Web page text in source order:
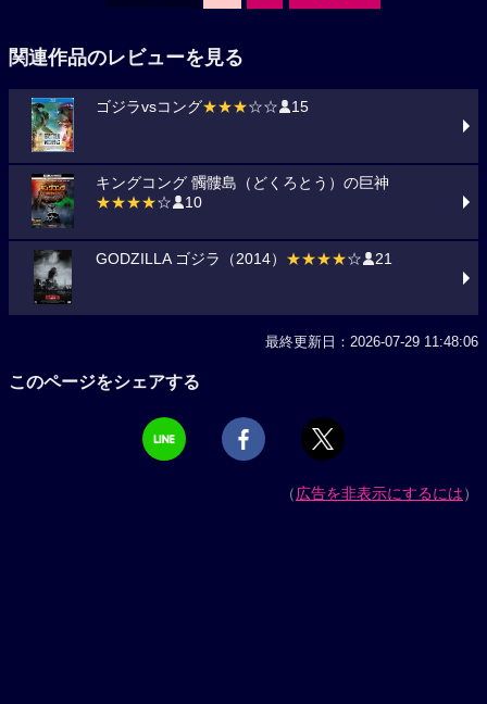
関連作品のレビューを見る
ゴジラvsコング★★★☆☆ 15
キングコング 髑髏島（どくろとう）の巨神
★★★★☆ 10
GODZILLA ゴジラ（2014） ★★★★☆ 21
最終更新日：2026-07-29 11:48:06
このページをシェアする
（広告を非表示にするには）